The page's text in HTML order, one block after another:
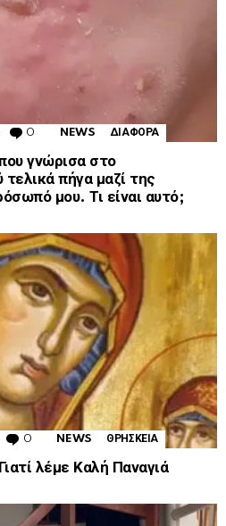
0 Comments
NEWS ΔΙΑΦΟΡΑ
γνώρισα στο
πήγα μαζί της
μου. Τι είναι αυτό;
0 Comments
NEWS ΘΡΗΣΚΕΙΑ
λέμε Καλή Παναγιά